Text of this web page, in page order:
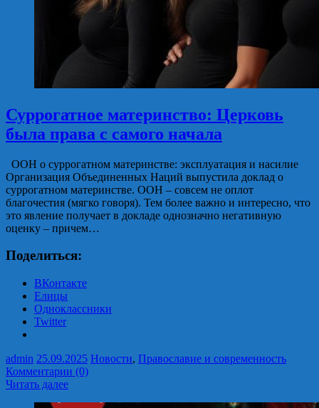
Суррогатное материнство: Церковь
была права с самого начала
ООН о суррогатном материнстве: эксплуатация и насилие
Организация Объединенных Наций выпустила доклад о
суррогатном материнстве. ООН – совсем не оплот
благочестия (мягко говоря). Тем более важно и интересно, что
это явление получает в докладе однозначно негативную
оценку – причем…
Поделиться:
ВКонтакте
Елицы
Одноклассники
Twitter
admin 25.09.2025 Новости, Православие и современность
Комментарии (0)
Читать далее